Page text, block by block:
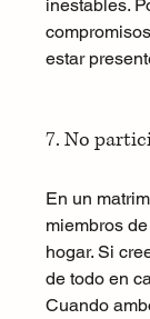
inestables.
estar
7. No
En un
miembros
hogar. Si
de todo en
Cuando